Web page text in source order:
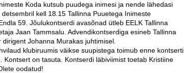
Koda kutsub puudega inimesi ja nende lähedasi
kell 18.15 Tallinna Puuetega Inimeste
59. Jõulukontserdi avasõnad ütleb EELK Tallinna
Jaan Tammsalu. Advendikontserdiga esineb Tallinna
Johanna Murakas juhtimisel.
klubiruumis väikse suupistega toimub enne kontserti
Kontsert on tasuta. Kontserdi läbiviimist toetab Kristiine
oodatud!